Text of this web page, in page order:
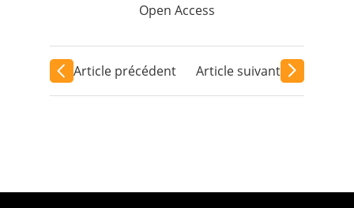
Open Access
Article précédent Article suivant